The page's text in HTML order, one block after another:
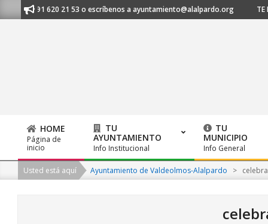
to
al 91 620 21 53 o escríbenos a ayuntamiento@alalpardo.org TE
Primary
Navigation
Menu
HOME
Página de
inicio
TU
AYUNTAMIENTO
Info Institucional
TU
MUNICIPIO
Info General
Usted está aquí Ayuntamiento de Valdeolmos-Alalpardo >